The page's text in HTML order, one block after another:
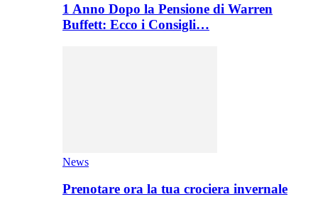
1 Anno Dopo la Pensione di Warren
Buffett: Ecco i Consigli…
News
Prenotare ora la tua crociera invernale